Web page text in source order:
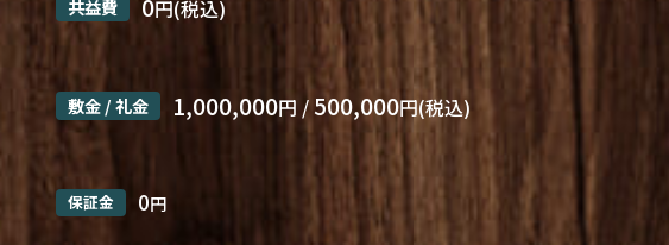
共益費 0円(税込)
敷金 / 礼金 1,000,000円 /500,000円(税込)
保証金 0円